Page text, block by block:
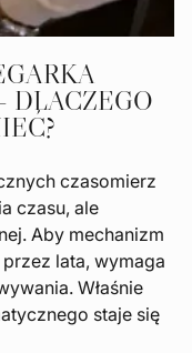
DLACZEGO
czasomierz
czasu, ale
Aby mechanizm
lata, wymaga
Właśnie
staje się